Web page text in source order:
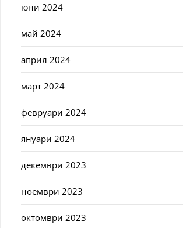
юни 2024
май 2024
април 2024
март 2024
февруари 2024
януари 2024
декември 2023
ноември 2023
октомври 2023